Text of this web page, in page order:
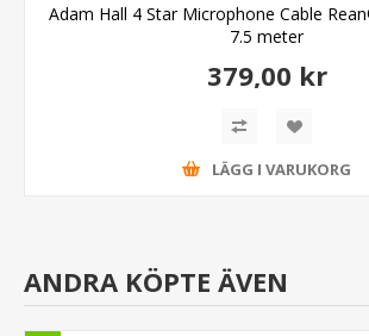
Adam Hall 4 Star Microphone Cable
7.5 meter
379,00 kr
LÄGG I VARUKORG
ANDRA KÖPTE ÄVEN